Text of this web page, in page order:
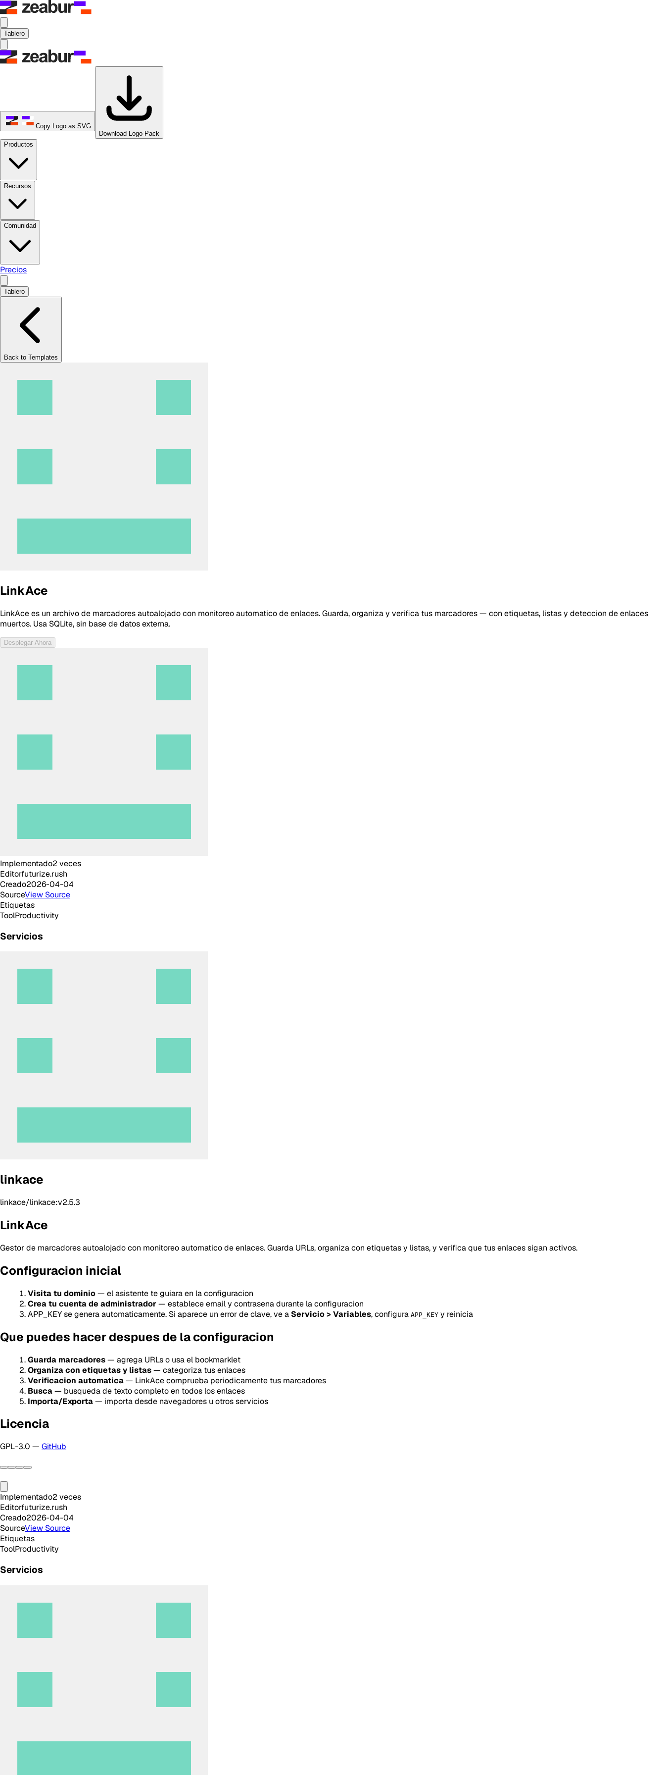
Tablero
Copy Logo as SVG
Download Logo Pack
Productos
Recursos
Comunidad
Precios
Tablero
Back to Templates
LinkAce
LinkAce es un archivo de marcadores autoalojado con monitoreo automatico de enlaces. Guarda, organiza y verifica tus marcadores — con etiquetas, listas y deteccion de enlaces
muertos. Usa SQLite, sin base de datos externa.
Desplegar Ahora
Implementado2 veces
Editorfuturize.rush
Creado2026-04-04
SourceView Source
Etiquetas
ToolProductivity
Servicios
linkace
linkace/linkace:v2.5.3
LinkAce
Gestor de marcadores autoalojado con monitoreo automatico de enlaces. Guarda URLs, organiza con etiquetas y listas, y verifica que tus enlaces sigan activos.
Configuracion inicial
Visita tu dominio— el asistente te guiara en la configuracion
Crea tu cuenta de administrador— establece email y contrasena durante la configuracion
APP_KEY se genera automaticamente. Si aparece un error de clave, ve a Servicio > Variables, configura APP_KEY y reinicia
Que puedes hacer despues de la configuracion
Guarda marcadores— agrega URLs o usa el bookmarklet
Organiza con etiquetas y listas— categoriza tus enlaces
Verificacion automatica— LinkAce comprueba periodicamente tus marcadores
Busca— busqueda de texto completo en todos los enlaces
Importa/Exporta— importa desde navegadores u otros servicios
Licencia
GPL-3.0 — GitHub
Implementado2 veces
Editorfuturize.rush
Creado2026-04-04
SourceView Source
Etiquetas
ToolProductivity
Servicios